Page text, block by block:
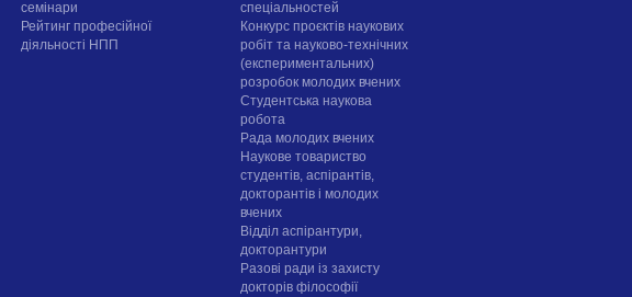
семінари
Рейтинг професійної
діяльності НПП
спеціальностей
Конкурс проєктів наукових
робіт та науково-технічних
(експериментальних)
розробок молодих вчених
Студентська наукова
робота
Рада молодих вчених
Наукове товариство
студентів, аспірантів,
докторантів і молодих
вчених
Відділ аспірантури,
докторантури
Разові ради із захисту
докторів філософії